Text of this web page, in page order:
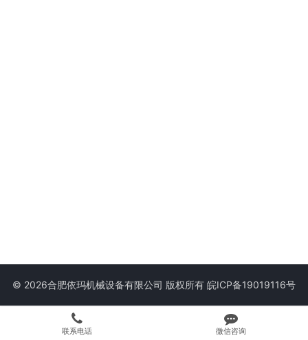
© 2026合肥依玛机械设备有限公司 版权所有 皖ICP备19019116号
联系电话 微信咨询